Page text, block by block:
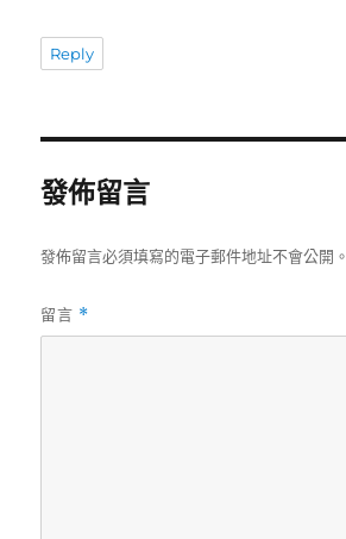
Reply
發佈留言
發佈留言必須填寫的電子郵件地址不會公開。
留言 *